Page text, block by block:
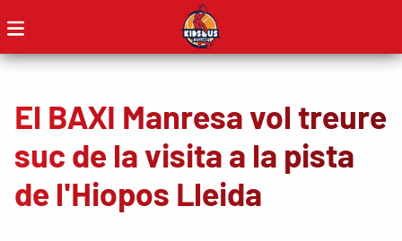
El BAXI Manresa vol treure
suc de la visita a la pista
de l'Hiopos Lleida